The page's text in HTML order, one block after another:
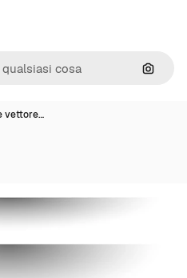
Cerca
vettore…